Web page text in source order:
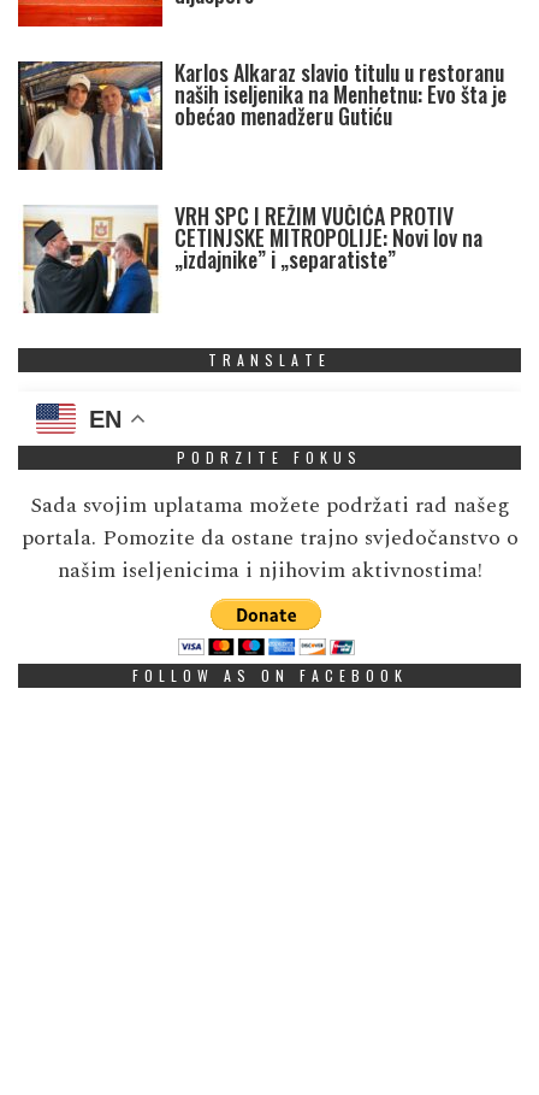
Karlos Alkaraz slavio titulu u restoranu
naših iseljenika na Menhetnu: Evo šta je
obećao menadžeru Gutiću
VRH SPC I REŽIM VUČIĆA PROTIV
CETINJSKE MITROPOLIJE: Novi lov na
„izdajnike” i „separatiste”
TRANSLATE
EN
PODRZITE FOKUS
Sada svojim uplatama možete podržati rad našeg
portala. Pomozite da ostane trajno svjedočanstvo o
našim iseljenicima i njihovim aktivnostima!
FOLLOW AS ON FACEBOOK